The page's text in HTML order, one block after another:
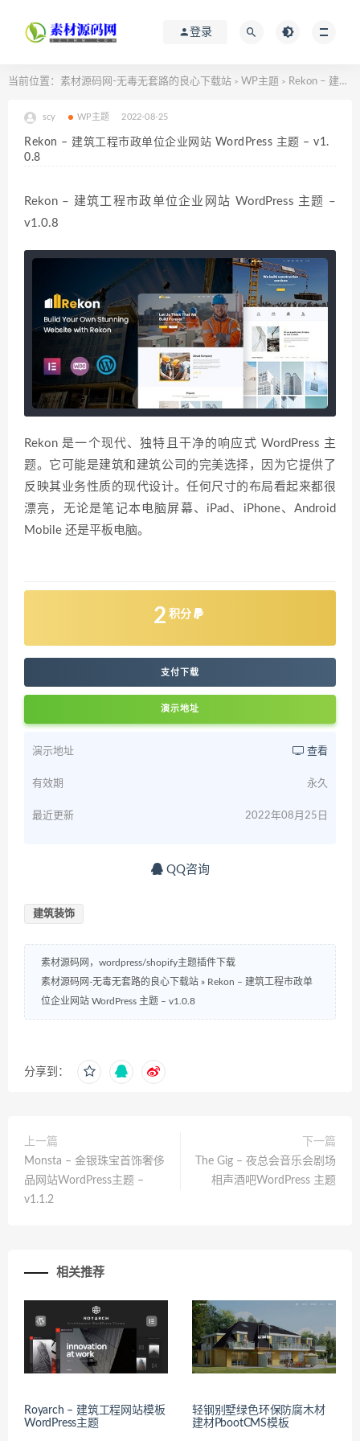
登录
当前位置： 素材源码网-无毒无套路的良心下载站 > WP主题 > Rekon – 建筑工程市政单位企业网站 WordPress 主题 – v1.0.8
scy WP主题 2022-08-25
Rekon – 建筑工程市政单位企业网站 WordPress 主题 – v1.
0.8
Rekon – 建筑工程市政单位企业网站 WordPress 主题 –
v1.0.8
Rekon 是一个现代、独特且干净的响应式 WordPress 主
题。它可能是建筑和建筑公司的完美选择，因为它提供了
反映其业务性质的现代设计。任何尺寸的布局看起来都很
漂亮，无论是笔记本电脑屏幕、iPad、iPhone、Android
Mobile 还是平板电脑。
2 积分
支付下载
演示地址
演示地址 查看
有效期 永久
最近更新 2022年08月25日
QQ咨询
建筑装饰
素材源码网，wordpress/shopify主题插件下载
素材源码网-无毒无套路的良心下载站 » Rekon – 建筑工程市政单
位企业网站 WordPress 主题 – v1.0.8
分享到：
上一篇
Monsta – 金银珠宝首饰奢侈
品网站WordPress主题 –
v1.1.2
下一篇
The Gig – 夜总会音乐会剧场
相声酒吧WordPress 主题
相关推荐
Royarch – 建筑工程网站模板
WordPress主题
轻钢别墅绿色环保防腐木材
建材PbootCMS模板